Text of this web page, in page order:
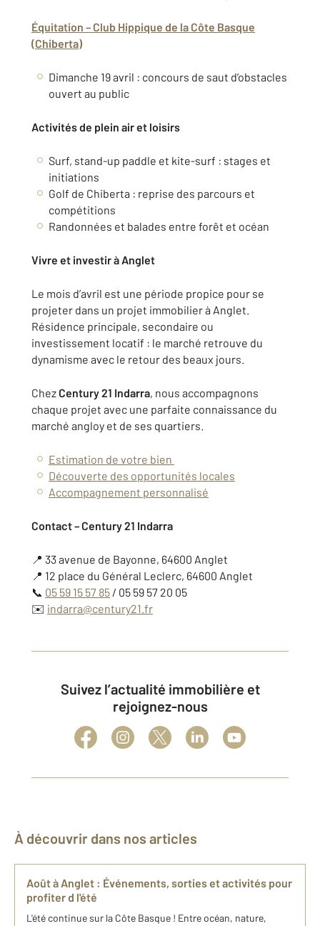
Équitation – Club Hippique de la Côte Basque
(Chiberta)
Dimanche 19 avril : concours de saut d’obstacles
ouvert au public
Activités de plein air et loisirs
Surf, stand-up paddle et kite-surf : stages et
initiations
Golf de Chiberta : reprise des parcours et
compétitions
Randonnées et balades entre forêt et océan
Vivre et investir à Anglet
Le mois d’avril est une période propice pour se
projeter dans un projet immobilier à Anglet.
Résidence principale, secondaire ou
investissement locatif : le marché retrouve du
dynamisme avec le retour des beaux jours.
ChezCentury 21 Indarra, nous accompagnons
chaque projet avec une parfaite connaissance du
marché angloy et de ses quartiers.
Estimation de votre bien
Découverte des opportunités locales
Accompagnement personnalisé
Contact – Century 21 Indarra
📍 33 avenue de Bayonne, 64600 Anglet
📍 12 place du Général Leclerc, 64600 Anglet
📞 05 59 15 57 85 / 05 59 57 20 05
✉️ indarra@century21.fr
Suivez l’actualité immobilière et
rejoignez-nous
À découvrir dans nos articles
Août à Anglet : Événements, sorties et activités pour
profiter d l'été
L'été continue sur la Côte Basque ! Entre océan, nature,